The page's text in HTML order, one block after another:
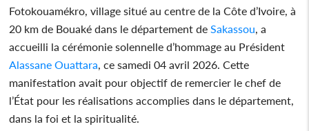
Fotokouamékro, village situé au centre de la Côte d’Ivoire, à
20 km de Bouaké dans le département deSakassou, a
accueilli la cérémonie solennelle d’hommage au Président
Alassane Ouattara, ce samedi 04 avril 2026. Cette
manifestation avait pour objectif de remercier le chef de
l’État pour les réalisations accomplies dans le département,
dans la foi et la spiritualité.